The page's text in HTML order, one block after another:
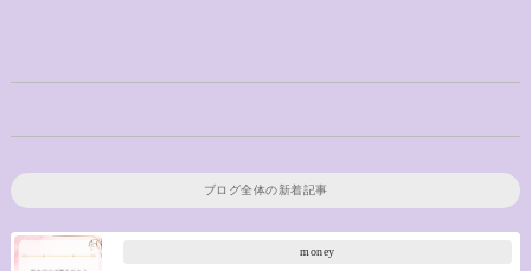
ブログ全体の新着記事
money